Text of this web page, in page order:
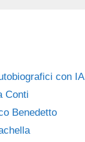
con IA
Conti
Benedetto